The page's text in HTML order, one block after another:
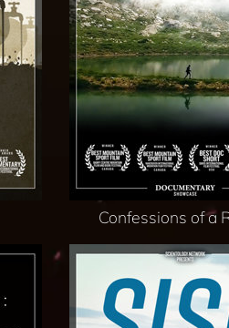
Confessions of a